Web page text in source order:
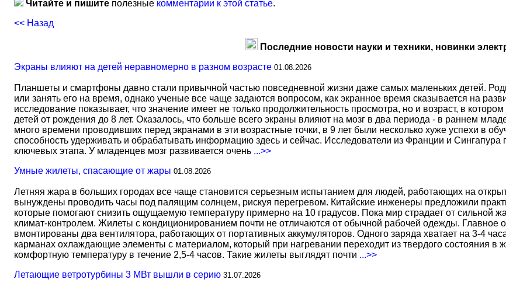
Читайте и пишите полезные комментарии к этой статье.
<< Назад
Последние новости науки и техники, новинки
Экраны влияют на детей неравномерно в разном возрасте 01.08.2026
Планшеты и смартфоны давно стали привычной частью повседневной жизни даже самых маленьких детей.
или занять его на время, однако ученые все чаще задаются вопросом, как экранное время сказывается на
исследование показывает, что значение имеет не только продолжительность просмотра, но и возраст, в
детей от рождения до 8 лет. Оказалось, что больше всего экраны влияют на мозг в два периода - в раннем
много времени проводивших перед экранами в эти возрастные точки, в 9 лет были несколько хуже успехи в
способность удерживать и обрабатывать информацию здесь и сейчас. Исследователи из Франции и
ключевых этапа. У младенцев мозг развивается очень ...>>
Умные жилеты, спасающие от жары 01.08.2026
Летняя жара в больших городах все чаще становится серьезным испытанием для людей, работающих на
вынуждены проводить часы под палящим солнцем, рискуя перегревом. Китайские инженеры предложили
которые помогают снизить ощущаемую температуру примерно на 10 градусов. Пока мир страдает от сильной
климат-контролем. Жилеты с кондиционированием почти не отличаются от обычной рабочей одежды. Главное
вмонтированы два вентилятора, работающих от портативных аккумуляторов. Одного заряда хватает на 3-4
карманах охлаждающие элементы с материалом, который при нагревании переходит из твердого состояния в
комфортную температуру в течение 2,5-4 часов. Такие жилеты выглядят почти ...>>
Летающие ветротурбины 3 МВт вышли в серию 31.07.2026